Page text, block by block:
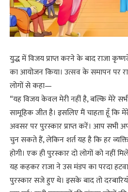
युद्ध में विजय प्राप्त करने के बाद राजा
का आयोजन किया। उत्सव के समापन पर
लोगों से कहा—
“यह विजय केवल मेरी नहीं है, बल्कि मेरे
सामूहिक जीत है। इसलिए मैं चाहता हूँ कि
अवसर पर पुरस्कार प्राप्त करें। आप सभी
चुन सकते हैं, लेकिन शर्त यह है कि हर
होगी। एक ही पुरस्कार दो लोगों को नहीं
यह कहकर राजा ने उस मंडप का परदा
पुरस्कार सजे हुए थे। इसके बाद तो